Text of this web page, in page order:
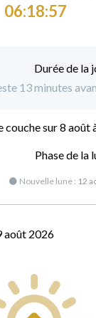
06:18:57
Durée de la
13 minutes
couche sur8 août
Phase de la
🌑 Nouvelle lune : 12
août 2026